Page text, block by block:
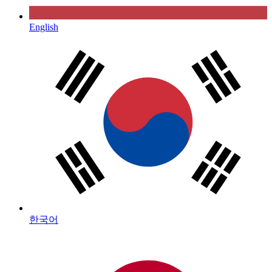
English
한국어